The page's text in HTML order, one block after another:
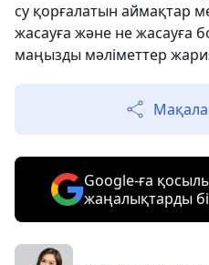
су қорғалатын аймақтар
жасауға және не жасауға
маңызды мәліметтер
Google-ға
жаңалықтарды